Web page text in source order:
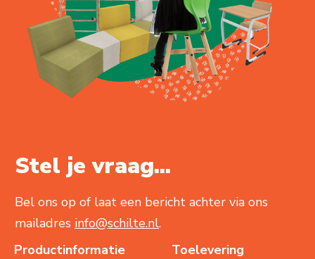
Stel je vraag...
Bel ons op of laat een bericht achter via ons
mailadres info@schilte.nl.
Productinformatie
Toelevering